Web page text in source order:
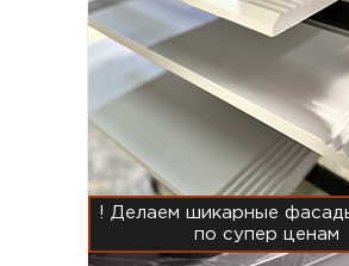
! Делаем шикарные
по супер ценам